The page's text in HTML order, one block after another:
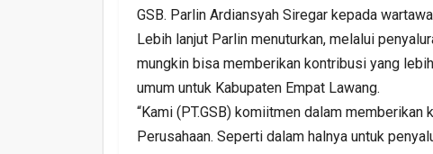
GSB. Parlin Ardiansyah Siregar kepada
Lebih lanjut Parlin menuturkan, melalui
mungkin bisa memberikan kontribusi yang
umum untuk Kabupaten Empat Lawang.
“Kami (PT.GSB) komiitmen dalam
Perusahaan. Seperti dalam halnya untuk